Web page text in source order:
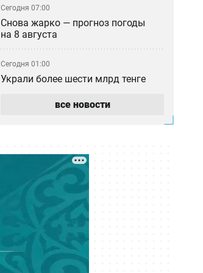
Сегодня 07:00
Снова жарко — прогноз погоды
на 8 августа
Сегодня 01:00
Украли более шести млрд тенге
Атырау вынесли приговор
остался без финансирования —
игроки обратились к Токаеву
Казахстанским учёным упростили
работу в странах ЕАЭС
Вчера 21:00
Где голосовать на выборах в
все новости